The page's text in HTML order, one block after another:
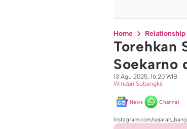
Home Relationship
Torehkan
Soekarno
13 Agu 2025, 16:20 WIB
Windari Subangkit
News Channel
Instagram.com/